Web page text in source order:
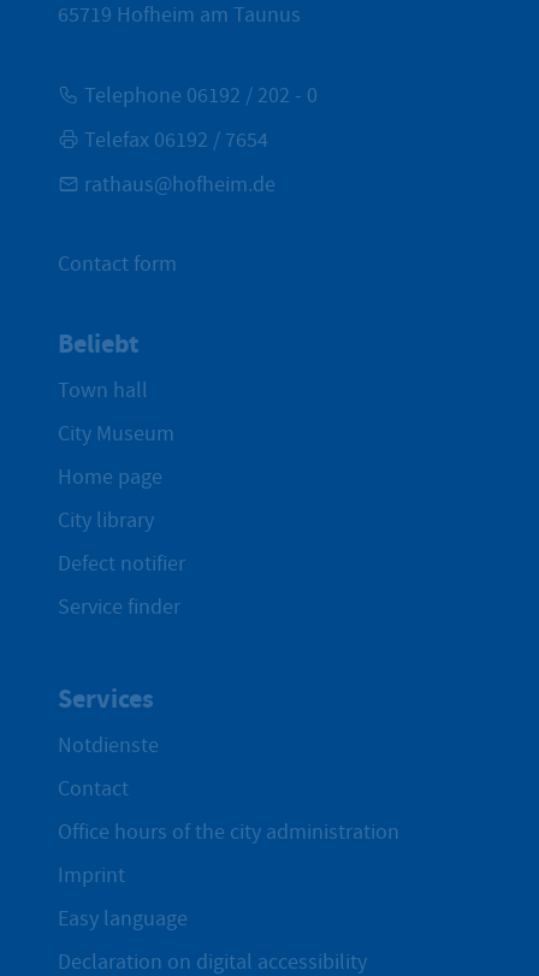
65719 Hofheim am Taunus
Telephone 06192 / 202 - 0
Telefax 06192 / 7654
rathaus@hofheim.de
Contact form
Beliebt
Town hall
City Museum
Home page
City library
Defect notifier
Service finder
Services
Notdienste
Contact
Office hours of the city administration
Imprint
Easy language
Declaration on digital accessibility